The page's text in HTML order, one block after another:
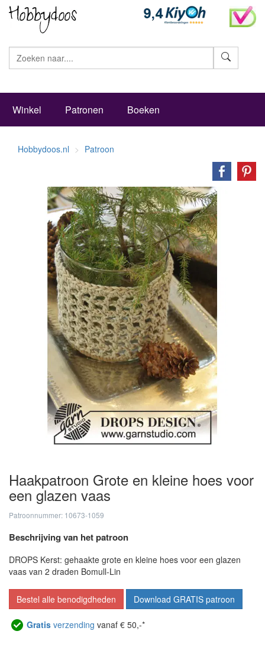
Winkel Patronen Boeken
Hobbydoos.nl Patroon
Haakpatroon Grote en kleine hoes voor
een glazen vaas
Patroonnummer: 10673-1059
Beschrijving van het patroon
DROPS Kerst: gehaakte grote en kleine hoes voor een glazen
vaas van 2 draden Bomull-Lin
Bestel alle benodigdheden Download GRATIS patroon
Gratis verzending vanaf € 50,-*